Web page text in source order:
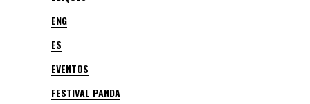
ENG
ES
EVENTOS
FESTIVAL PANDA